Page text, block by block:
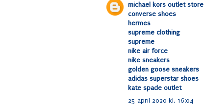
michael kors outlet store
converse shoes
hermes
supreme clothing
supreme
nike air force
nike sneakers
golden goose sneakers
adidas superstar shoes
kate spade outlet
25 april 2020 kl. 16:04